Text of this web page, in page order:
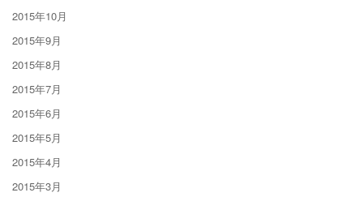
2015年10月
2015年9月
2015年8月
2015年7月
2015年6月
2015年5月
2015年4月
2015年3月